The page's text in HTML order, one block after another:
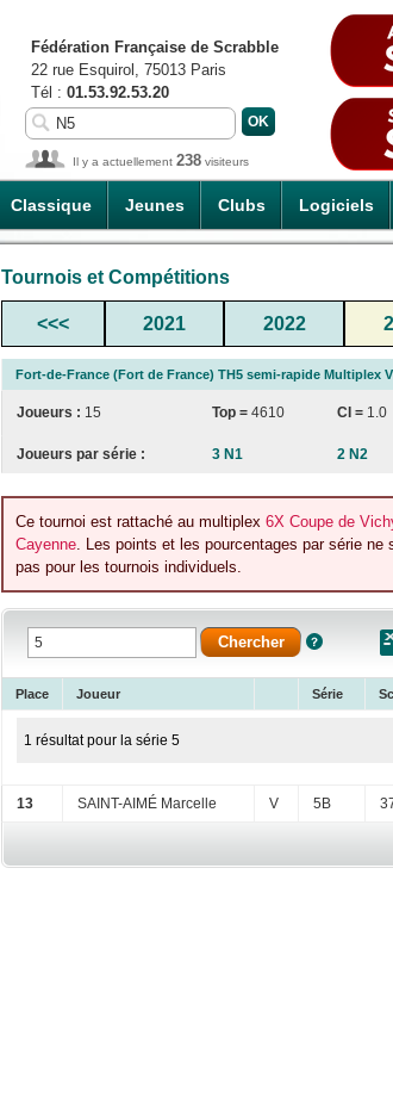
Classique Jeunes Clubs Logiciels
Fédération Française de Scrabble
22 rue Esquirol, 75013 Paris
Tél : 01.53.92.53.20
Il y a actuellement 238 visiteurs
Tournois et Compétitions
<<< 2021 2022
Fort-de-France (Fort de France) TH5 semi-rapide Multiplex
Joueurs : 15 Top = 4610 CI = 1.0
Joueurs par série : 3 N1 2 N2
Ce tournoi est rattaché au multiplex 6X Coupe de
Cayenne. Les points et les pourcentages par série
pas pour les tournois individuels.
Place Joueur Série
1 résultat pour la série 5
13 SAINT-AIMÉ Marcelle V 5B